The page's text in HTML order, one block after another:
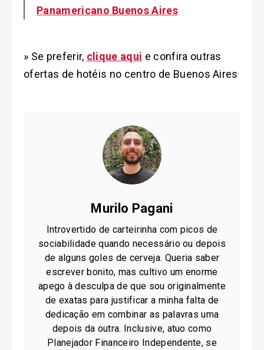
Panamericano Buenos Aires
» Se preferir, clique aqui e confira outras
ofertas de hotéis no centro de Buenos Aires
Murilo Pagani
Introvertido de carteirinha com picos de
sociabilidade quando necessário ou depois
de alguns goles de cerveja. Queria saber
escrever bonito, mas cultivo um enorme
apego à desculpa de que sou originalmente
de exatas para justificar a minha falta de
dedicação em combinar as palavras uma
depois da outra. Inclusive, atuo como
Planejador Financeiro Independente, se